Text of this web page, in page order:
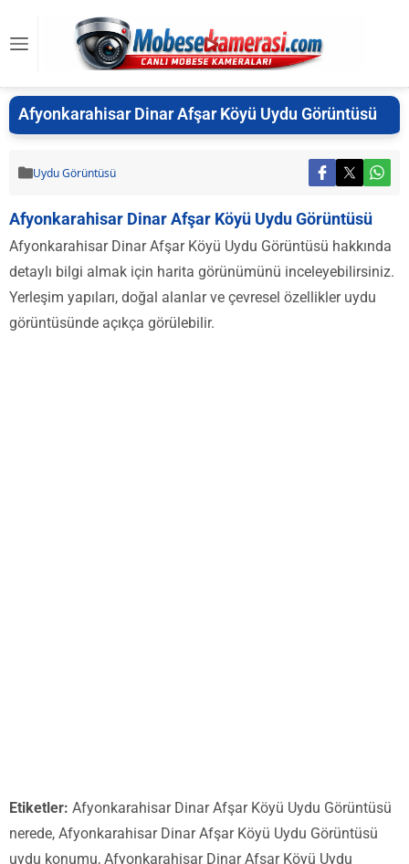
Afyonkarahisar Dinar Afşar Köyü Uydu Görüntüsü
Uydu Görüntüsü
Afyonkarahisar Dinar Afşar Köyü Uydu Görüntüsü
Afyonkarahisar Dinar Afşar Köyü Uydu Görüntüsü hakkında
detaylı bilgi almak için harita görünümünü inceleyebilirsiniz.
Yerleşim yapıları, doğal alanlar ve çevresel özellikler uydu
görüntüsünde açıkça görülebilir.
Etiketler: Afyonkarahisar Dinar Afşar Köyü Uydu Görüntüsü
nerede, Afyonkarahisar Dinar Afşar Köyü Uydu Görüntüsü
uydu konumu, Afyonkarahisar Dinar Afşar Köyü Uydu